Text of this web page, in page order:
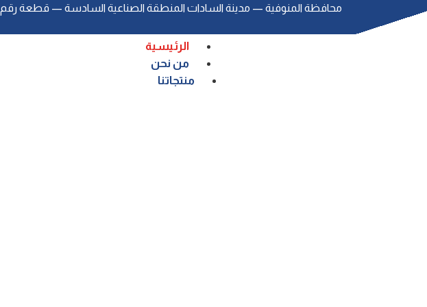
ﻣﺤﺎﻓﻈﺔ اﻟﻤﻨﻮﻓﻴﺔ — ﻣﺪﻳﻨﺔ اﻟﺴﺎدات اﻟﻤﻨﻄﻘﺔ اﻟﺼﻨﺎﻋﻴﺔ اﻟﺴﺎدﺳﺔ — ﻗﻄﻌﺔ رﻗﻢ 6225
الرئيسية
من نحن
منتجاتنا